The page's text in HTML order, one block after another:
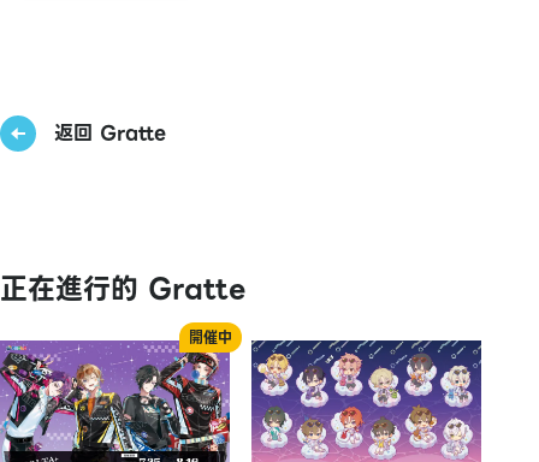
返回 Gratte
正在進行的 Gratte